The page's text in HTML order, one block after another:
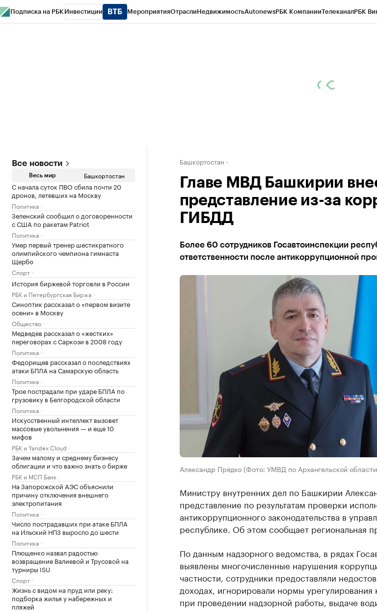
Подписка на РБК Инвестиции МероприятияОтраслиНедвижимостьAutonewsРБК КомпанииТелеканалРБК
Все новости
Весь мир Башкортостан
С начала суток ПВО сбила почти 20
дронов, летевших на Москву
Политика
Зеленский сообщил о договоренности
с США по ракетам Patriot
Политика
Умер первый тренер шестикратного
олимпийского чемпиона гимнаста
Щербо
Спорт
История биржевой торговли в России
РБК и Петербургская Биржа
Синоптик рассказал о «первом визите
осени» в Москву
Общество
Медведев рассказал о «жестких»
переговорах с Саркози в 2008 году
Политика
Федорищев рассказал о последствиях
атаки БПЛА на Самарскую область
Политика
Трое пострадали при ударе БПЛА по
грузовику в Белгородской области
Политика
Искусственный интеллект вызовет
массовые увольнения — и еще 10
мифов
РБК и Yandex Cloud
Зачем малому и среднему бизнесу
облигации и что важно знать о бирже
РБК и МСП Банк
На Запорожской АЭС объяснили
причину отключения внешнего
электропитания
Политика
Число пострадавших при атаке БПЛА
на Ильский НПЗ выросло до шести
Политика
Плющенко назвал радостью
возвращение Валиевой и Трусовой на
турниры ISU
Спорт
Жизнь с видом на пруд или реку:
подборка жилья у набережных и
пляжей
Башкортостан
Главе МВД Башкирии
представление из-за
ГИБДД
Более 60 сотрудников Госавтоинспекции
ответственности после антикоррупционной
Александр Прядко (Фото: УМВД по Архангельской
Министру внутренних дел по Башкирии
представление по результатам проверки
антикоррупционного законодательства в
республике. Об этом сообщает региональная
По данным надзорного ведомства, в рядах
выявлены многочисленные нарушения
частности, сотрудники предоставляли
доходах, игнорировали нормы урегулирования
при проведении надзорной работы, выдаче